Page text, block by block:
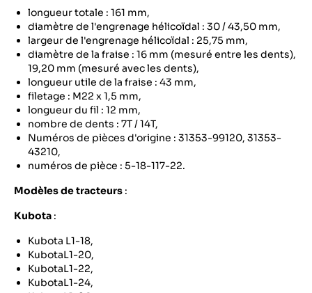
longueur totale : 161 mm,
diamètre de l'engrenage hélicoïdal : 30 / 43,50 mm,
largeur de l'engrenage hélicoïdal : 25,75 mm,
diamètre de la fraise : 16 mm (mesuré entre les dents),
19,20 mm (mesuré avec les dents),
longueur utile de la fraise : 43 mm,
filetage : M22 x 1,5 mm,
longueur du fil : 12 mm,
nombre de dents : 7T / 14T,
Numéros de pièces d'origine : 31353-99120, 31353-
43210,
numéros de pièce : 5-18-117-22.
Modèles de tracteurs :
Kubota :
Kubota L1-18,
KubotaL1-20,
KubotaL1-22,
KubotaL1-24,